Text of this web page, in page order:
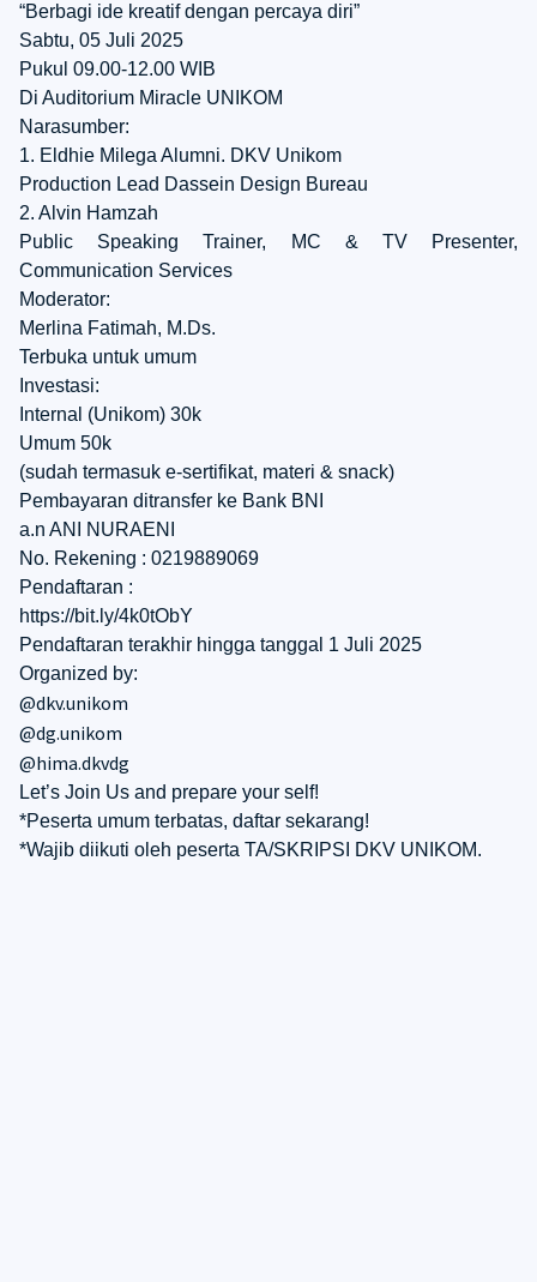
“Berbagi ide kreatif dengan percaya diri”
Sabtu, 05 Juli 2025
Pukul 09.00-12.00 WIB
Di Auditorium Miracle UNIKOM
Narasumber:
1. Eldhie Milega Alumni. DKV Unikom
Production Lead Dassein Design Bureau
2. Alvin Hamzah
Public Speaking Trainer, MC & TV Presenter,
Communication Services
Moderator:
Merlina Fatimah, M.Ds.
Terbuka untuk umum
Investasi:
Internal (Unikom) 30k
Umum 50k
(sudah termasuk e-sertifikat, materi & snack)
Pembayaran ditransfer ke Bank BNI
a.n ANI NURAENI
No. Rekening : 0219889069
Pendaftaran :
https://bit.ly/4k0tObY
Pendaftaran terakhir hingga tanggal 1 Juli 2025
Organized by:
@dkv.unikom
@dg.unikom
@hima.dkvdg
Let’s Join Us and prepare your self!
*Peserta umum terbatas, daftar sekarang!
*Wajib diikuti oleh peserta TA/SKRIPSI DKV UNIKOM.